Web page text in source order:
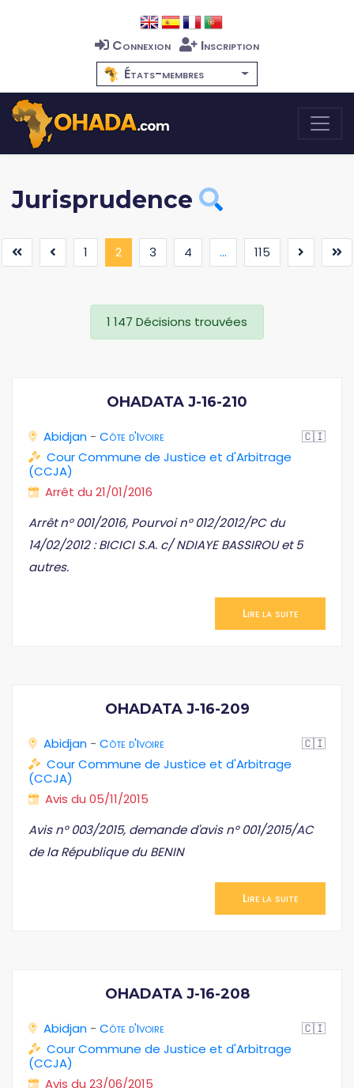
Connexion
Inscription
États-membres
Jurisprudence
1 2 (current)
3 4 ... 115
1 147 Décisions trouvées
OHADATA J-16-210
Abidjan - Côte d'Ivoire
🇨🇮
Cour Commune de Justice et d'Arbitrage
(CCJA)
Arrêt du 21/01/2016
Arrêt n° 001/2016, Pourvoi n° 012/2012/PC du
14/02/2012 : BICICI S.A. c/ NDIAYE BASSIROU et 5
autres.
Lire la suite
OHADATA J-16-209
Abidjan - Côte d'Ivoire
🇨🇮
Cour Commune de Justice et d'Arbitrage
(CCJA)
Avis du 05/11/2015
Avis n° 003/2015, demande d'avis n° 001/2015/AC
de la République du BENIN
Lire la suite
OHADATA J-16-208
Abidjan - Côte d'Ivoire
🇨🇮
Cour Commune de Justice et d'Arbitrage
(CCJA)
Avis du 23/06/2015